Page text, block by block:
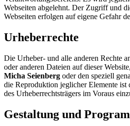
Webseiten abgelehnt. Der Zugriff und
Webseiten erfolgen auf eigene Gefahr
Urheberrechte
Die Urheber- und alle anderen Rechte
oder anderen Dateien auf dieser
Micha Seienberg oder den speziell
die Reproduktion jeglicher Elemente
des Urheberrechtsträgers im Voraus
Gestaltung und